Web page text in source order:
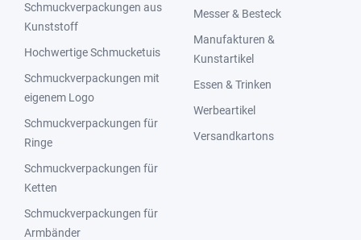
Schmuckverpackungen aus
Kunststoff
Hochwertige Schmucketuis
Schmuckverpackungen mit
eigenem Logo
Schmuckverpackungen für
Ringe
Schmuckverpackungen für
Ketten
Schmuckverpackungen für
Armbänder
Messer & Besteck
Manufakturen &
Kunstartikel
Essen & Trinken
Werbeartikel
Versandkartons